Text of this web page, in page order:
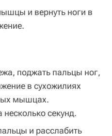
и вернуть ноги в
поджать пальцы ног,
в сухожилиях
мышцах.
секунд.
и расслабить